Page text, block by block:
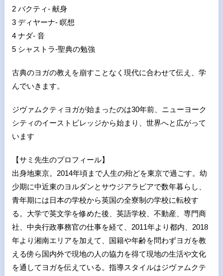
2 バクティ- 献身
3 ディヤーナ- 瞑想
4 ナダ- 音
5 シャストラ-聖典の勉強
古典のヨガの教えを崩すことなく現代に合わせて伝え、学
んでいきます。
ジヴァムクティヨガが始まったのは30年前、ニューヨーク
シティのイーストビレッジから始まり、世界へと広がって
います
【サミ先生のプロフィール】
出身地東京。2014年頃まで人生の殆どを東京で過ごす。幼
少期に中近東のヨルダンとサウジアラビアで数年暮らし、
青年期には日本の学校から英国の全寮制の学校に転校す
る。大学で英文学を修めた後、英語学校、不動産、専門商
社、中央行政事務官の仕事を経て、2011年より都内、2018
年より湘南エリアを加えて、国籍や年齢を問わずヨガを教
える傍ら国内外で現地の人の協力を得て現地の生活や文化
を通してヨガを伝えている。指導スタイルはジヴァムクテ